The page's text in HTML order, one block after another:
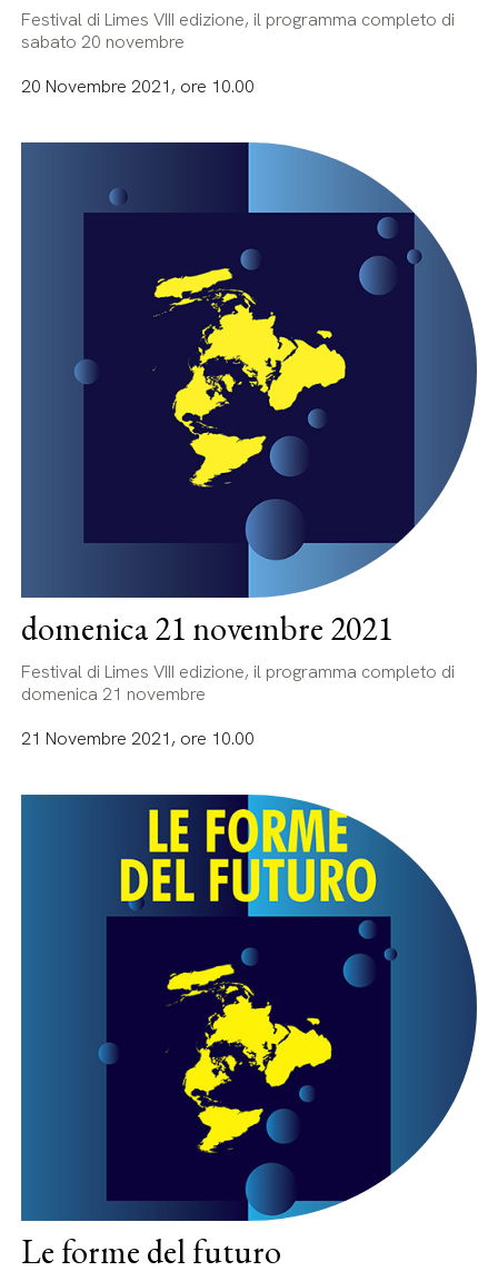
Festival di Limes VIII edizione, il programma completo di
sabato 20 novembre
20 Novembre 2021, ore 10.00
domenica 21 novembre 2021
Festival di Limes VIII edizione, il programma completo di
domenica 21 novembre
21 Novembre 2021, ore 10.00
Le forme del futuro